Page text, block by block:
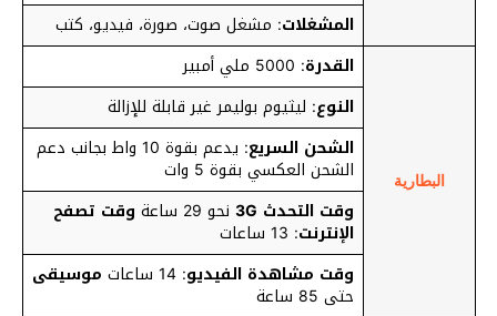
المشغلات: مشغل صوت، صورة، فيديو، كتب
البطارية
القدرة: 5000 ملي أمبير
النوع: ليثيوم بوليمر غير قابلة للإزالة
الشحن السريع
: يدعم بقوة 10 واط بجانب دعم
الشحن العكسي بقوة 5 وات
وقت التحدث 3G
نحو 29 ساعة وقت تصفح
الإنترنت: 13 ساعات
وقت مشاهدة الفيديو: 14 ساعات موسيقى
حتى 85 ساعة